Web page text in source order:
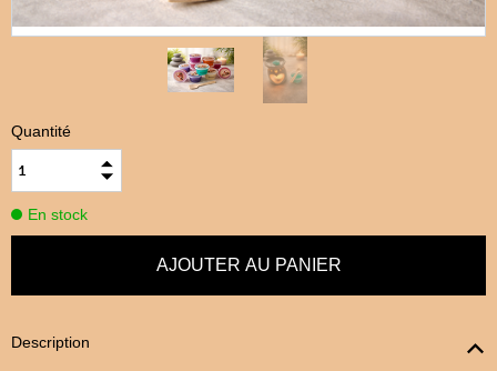
Quantité
En stock
Description